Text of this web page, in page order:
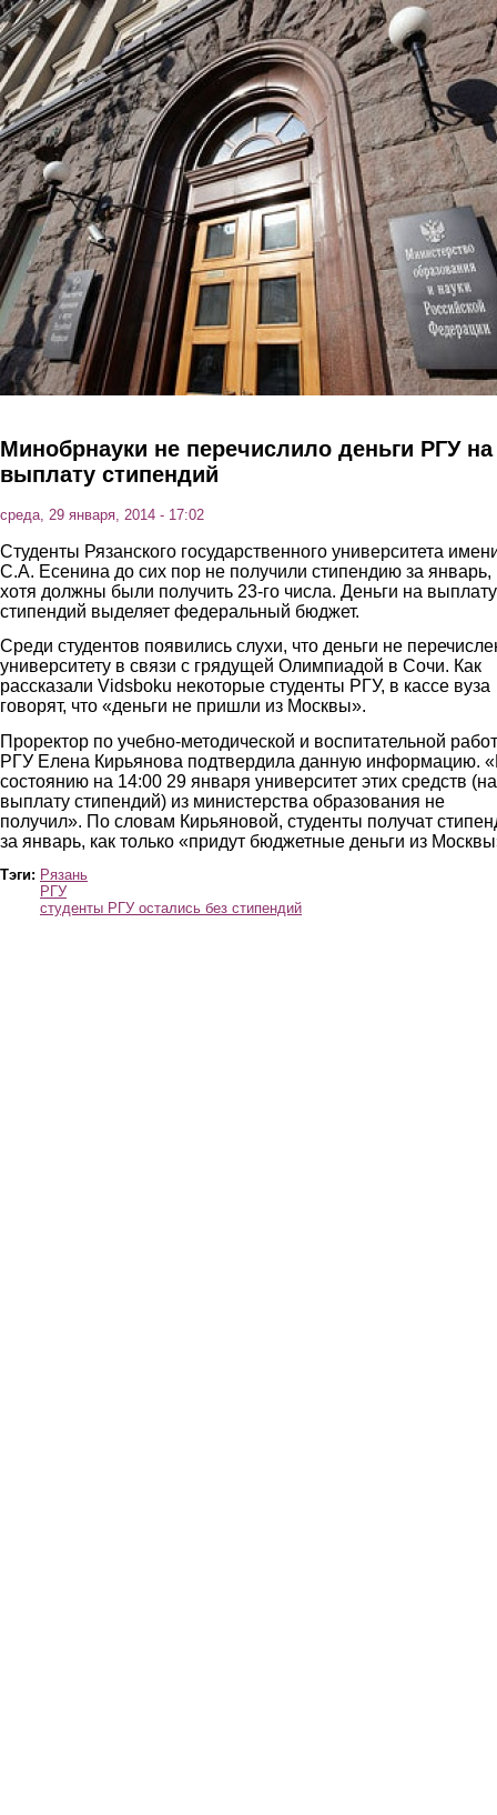
Перейти к основному содержанию
Минобрнауки не перечислило деньги РГУ на
выплату стипендий
среда, 29 января, 2014 - 17:02
Студенты Рязанского государственного университета
С.А. Есенина до сих пор не получили стипендию за январь,
хотя должны были получить 23-го числа. Деньги на выплату
стипендий выделяет федеральный бюджет.
Среди студентов появились слухи, что деньги не
университету в связи с грядущей Олимпиадой в Сочи. Как
рассказали Vidsboku некоторые студенты РГУ, в кассе вуза
говорят, что «деньги не пришли из Москвы».
Проректор по учебно-методической и воспитательной
РГУ Елена Кирьянова подтвердила данную информацию.
состоянию на 14:00 29 января университет этих средств (на
выплату стипендий) из министерства образования не
получил». По словам Кирьяновой, студенты получат
за январь, как только «придут бюджетные деньги из
Тэги: Рязань
РГУ
студенты РГУ остались без стипендий